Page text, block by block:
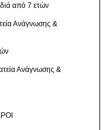
από 7 ετών
Ανάγνωσης &
Ανάγνωσης &